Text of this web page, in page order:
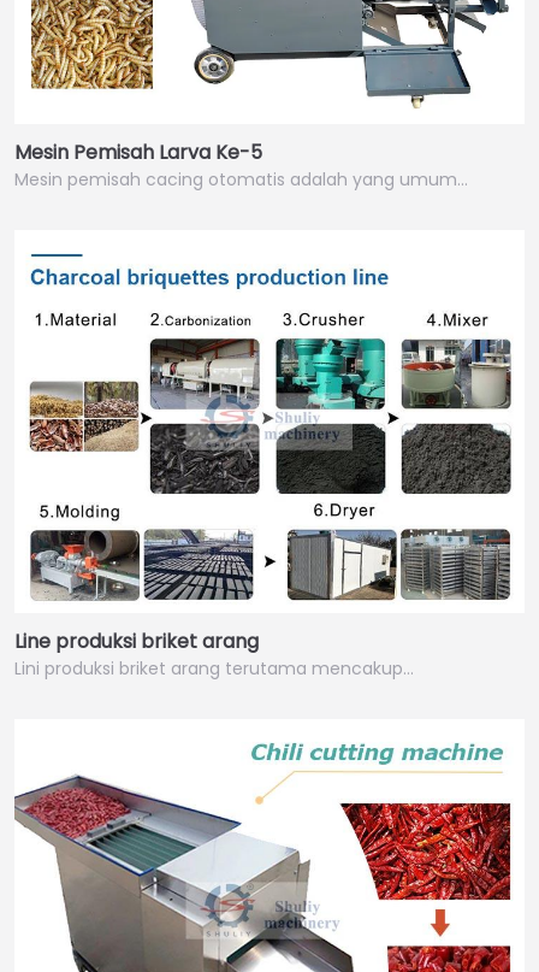
Mesin Pemisah Larva Ke-5
Mesin pemisah cacing otomatis adalah yang umum…
Line produksi briket arang
Lini produksi briket arang terutama mencakup…